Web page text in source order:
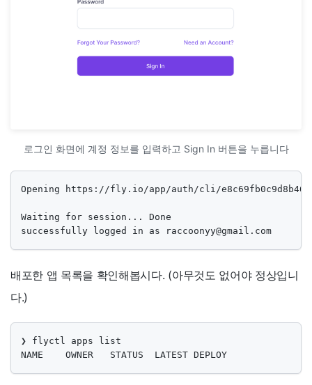
로그인 화면에 계정 정보를 입력하고 Sign In 버튼을 누릅니다
Opening https://fly.io/app/auth/cli/
Waiting for session... Done
successfully logged in as
raccoonyy@gmail.com
배포한 앱 목록을 확인해봅시다. (아무것도 없어야 정상입니
다.)
❯ flyctl apps list